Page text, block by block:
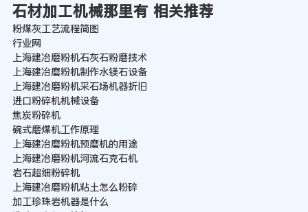
石材加工机械那里有 相关推荐
粉煤灰工艺流程简图
行业网
上海建冶磨粉机石灰石粉磨技术
上海建冶磨粉机制作水镁石设备
上海建冶磨粉机采石场机器折旧
进口粉碎机机械设备
焦炭粉碎机
碗式磨煤机工作原理
上海建冶磨粉机预磨机的用途
上海建冶磨粉机河流石克石机
岩石超细粉碎机
上海建冶磨粉机粘土怎么粉碎
加工珍珠岩机器是什么